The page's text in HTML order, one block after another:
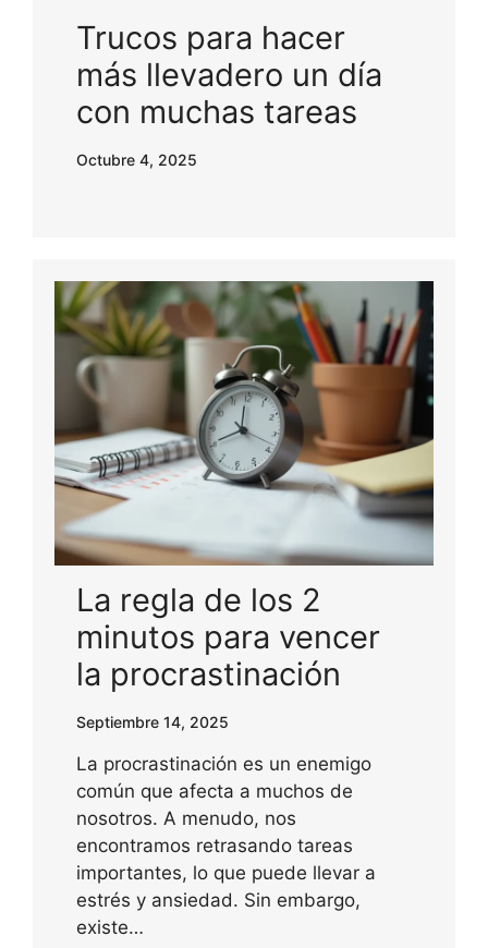
Trucos para hacer
más llevadero un día
con muchas tareas
Octubre 4, 2025
La regla de los 2
minutos para vencer
la procrastinación
Septiembre 14, 2025
La procrastinación es un enemigo
común que afecta a muchos de
nosotros. A menudo, nos
encontramos retrasando tareas
importantes, lo que puede llevar a
estrés y ansiedad. Sin embargo,
existe…